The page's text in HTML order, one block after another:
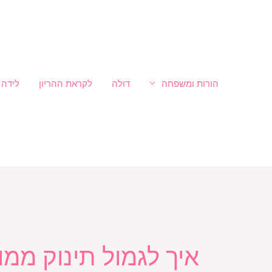
הורות ומשפחה דולה לקראת ההריון לידה
איך לגמול תינוק